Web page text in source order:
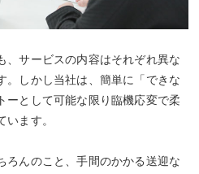
、サービスの内容はそれぞれ異な
。しかし当社は、簡単に「できな
ーとして可能な限り臨機応変で柔
ます。
ろんのこと、手間のかかる送迎な